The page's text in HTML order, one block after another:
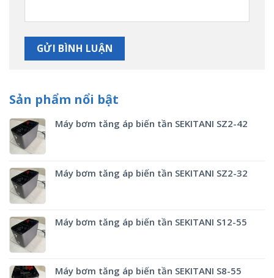
Sản phẩm nổi bật
Máy bơm tăng áp biến tần SEKITANI SZ2-42
Máy bơm tăng áp biến tần SEKITANI SZ2-32
Máy bơm tăng áp biến tần SEKITANI S12-55
Máy bơm tăng áp biến tần SEKITANI S8-55